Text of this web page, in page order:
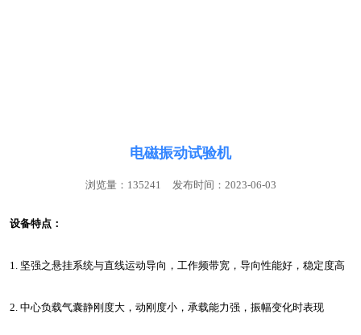
电磁振动试验机
浏览量：135241 发布时间：2023-06-03
设备特点：
1. 坚强之悬挂系统与直线运动导向，工作频带宽，导向性能好，稳定度高
2. 中心负载气囊静刚度大，动刚度小，承载能力强，振幅变化时表现